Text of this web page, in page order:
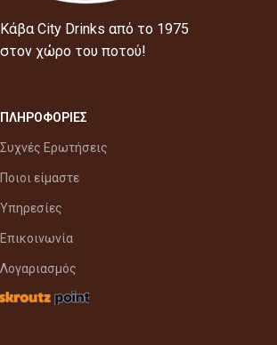
Κάβα City Drinks από το 1975
στον χώρο του ποτού!
ΠΛΗΡΟΦΟΡΙΕΣ
Συχνές Ερωτήσεις
Ποιοι είμαστε
Υπηρεσίες
Επικοινωνία
Λογαριασμός